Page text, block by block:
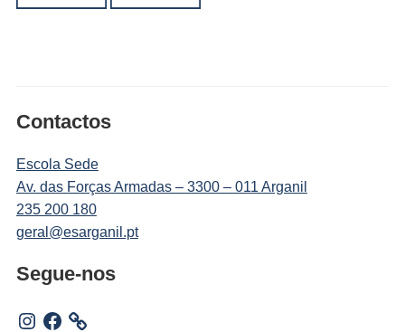
Contactos
Escola Sede
Av. das Forças Armadas – 3300 – 011 Arganil
235 200 180
geral@esarganil.pt
Segue-nos
Instagram
Facebook